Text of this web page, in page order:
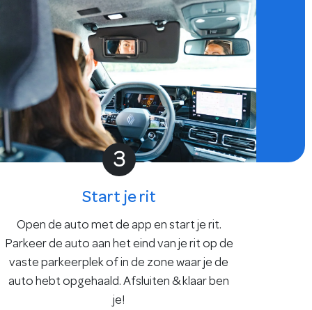
3
Start je rit
Open de auto met de app en start je rit.
Parkeer de auto aan het eind van je rit op de
vaste parkeerplek of in de zone waar je de
auto hebt opgehaald. Afsluiten & klaar ben
je!